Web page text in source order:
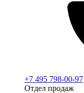
+7 495 798-00-97
Отдел продаж